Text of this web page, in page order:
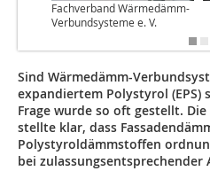
Fachverband Wärmedämm-
Verbundsysteme e. V.
Sind Wärmedämm-
expandiertem Polystyrol (EPS)
Frage wurde so oft gestellt.
stellte klar, dass
Polystyroldämmstoffen
bei zulassungsentsprechender